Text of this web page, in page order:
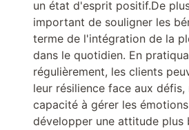
un état d'esprit positif.De
important de souligner les
terme de l'intégration de la
dans le quotidien. En
régulièrement, les clients
leur résilience face aux
capacité à gérer les
développer une attitude plus